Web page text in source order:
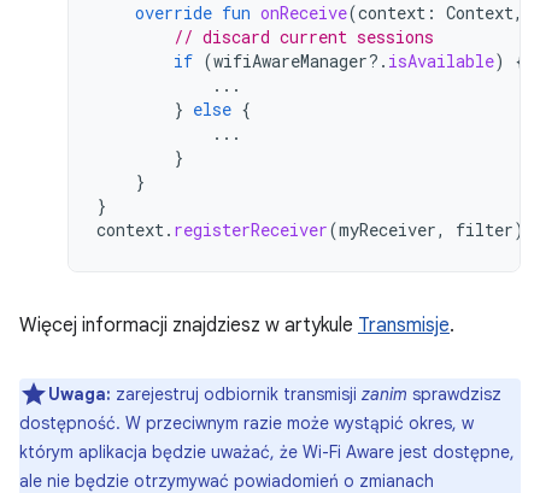
override fun onReceive(context : Context,
// discard current sessions
if (wifiAwareManager?. isAvailable)
{
...
} else {
...
}
}
}
context. registerReceiver(myReceiver, filter)
Więcej informacji znajdziesz w artykule Transmisje.
Uwaga: zarejestruj odbiornik transmisji zanim sprawdzisz
dostępność. W przeciwnym razie może wystąpić okres, w
którym aplikacja będzie uważać, że Wi-Fi Aware jest dostępne,
ale nie będzie otrzymywać powiadomień o zmianach